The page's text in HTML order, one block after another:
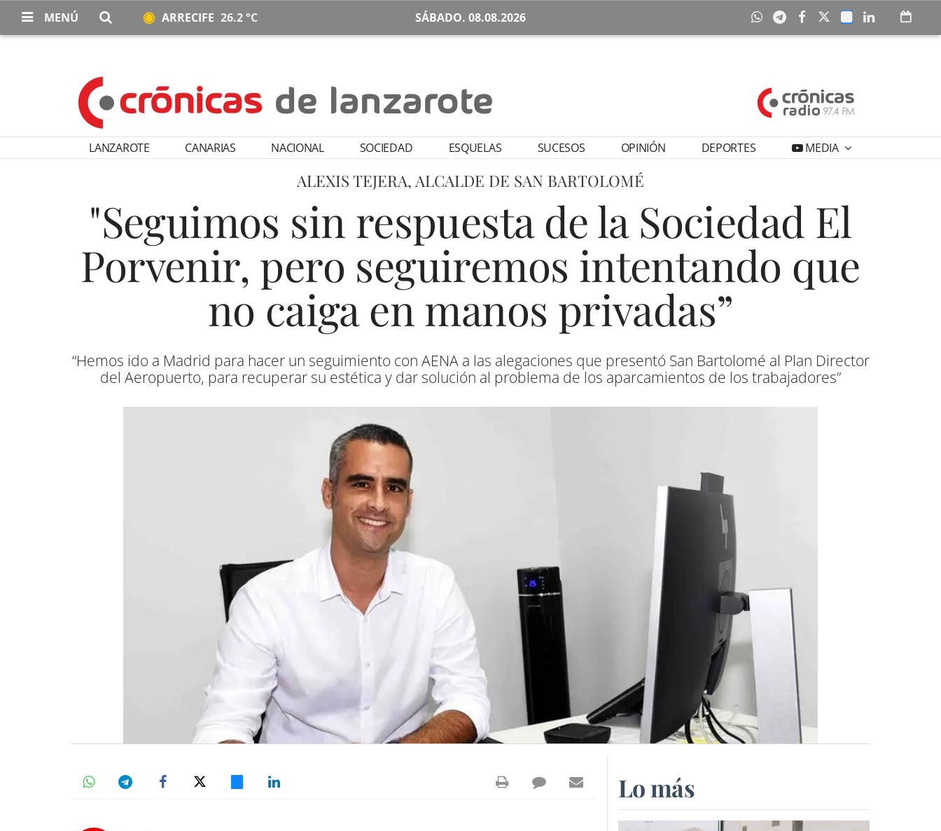
MENÚ ARRECIFE 26.2 °C SÁBADO. 08.08.2026
LANZAROTE CANARIAS NACIONAL SOCIEDAD ESQUELAS SUCESOS OPINIÓN DEPORTES MEDIA
ALEXIS TEJERA, ALCALDE DE SAN BARTOLOMÉ
"Seguimos sin respuesta de la Sociedad El
Porvenir, pero seguiremos intentando que
no caiga en manos privadas”
“Hemos ido a Madrid para hacer un seguimiento con AENA a las alegaciones que presentó San Bartolomé al Plan Director
del Aeropuerto, para recuperar su estética y dar solución al problema de los aparcamientos de los trabajadores”
Lo más